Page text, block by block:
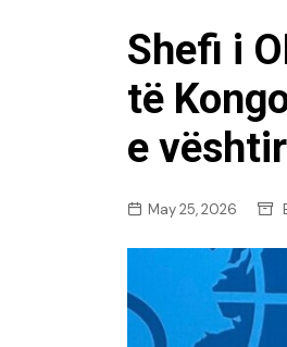
KOSOVË
SHQIPËRI
BOTË
Shefi i
të
e
May 25, 2026